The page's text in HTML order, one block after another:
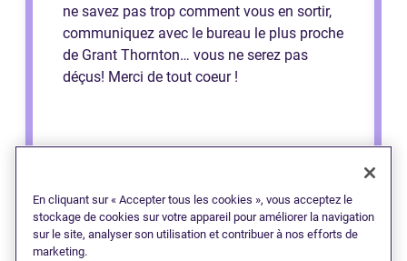
ne savez pas trop comment vous en sortir,
communiquez avec le bureau le plus proche
de Grant Thornton… vous ne serez pas
déçus! Merci de tout coeur !
En cliquant sur « Accepter tous les cookies », vous acceptez le
stockage de cookies sur votre appareil pour améliorer la navigation
sur le site, analyser son utilisation et contribuer à nos efforts de
marketing.